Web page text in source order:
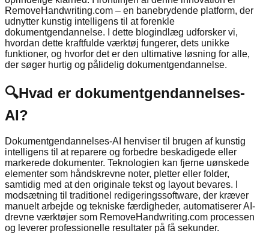
RemoveHandwriting.com – en banebrydende platform, der
udnytter kunstig intelligens til at forenkle
dokumentgendannelse. I dette blogindlæg udforsker vi,
hvordan dette kraftfulde værktøj fungerer, dets unikke
funktioner, og hvorfor det er den ultimative løsning for alle,
der søger hurtig og pålidelig dokumentgendannelse.
🔍Hvad er dokumentgendannelses-
AI?
Dokumentgendannelses-AI henviser til brugen af kunstig
intelligens til at reparere og forbedre beskadigede eller
markerede dokumenter. Teknologien kan fjerne uønskede
elementer som håndskrevne noter, pletter eller folder,
samtidig med at den originale tekst og layout bevares. I
modsætning til traditionel redigeringssoftware, der kræver
manuelt arbejde og tekniske færdigheder, automatiserer AI-
drevne værktøjer som RemoveHandwriting.com processen
og leverer professionelle resultater på få sekunder.